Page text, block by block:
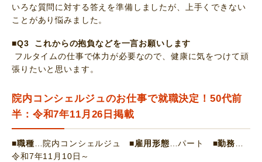
いろな質問に対する答えを準備しましたが、上手くできない
ことがあり悩みました。
■Q3 これからの抱負などを一言お願いします
フルタイムの仕事で体力が必要なので、健康に気をつけて頑
張りたいと思います。
院内コンシェルジュのお仕事で就職決定！50代前
半：令和7年11月26日掲載
■職種…院内コンシェルジュ■雇用形態…パート ■勤務…
令和7年11月10日～